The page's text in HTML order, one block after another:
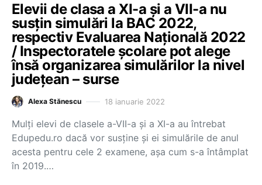
Elevii de clasa a XI-a și a VII-a nu
susțin simulări la BAC 2022,
respectiv Evaluarea Națională 2022
/ Inspectoratele școlare pot alege
însă organizarea simulărilor la nivel
județean – surse
Alexa Stănescu 18 ianuarie 2022
Mulți elevi de clasele a-VII-a și a XI-a au întrebat
Edupedu.ro dacă vor susține și ei simulările de anul
acesta pentru cele 2 examene, așa cum s-a întâmplat
în 2019.…